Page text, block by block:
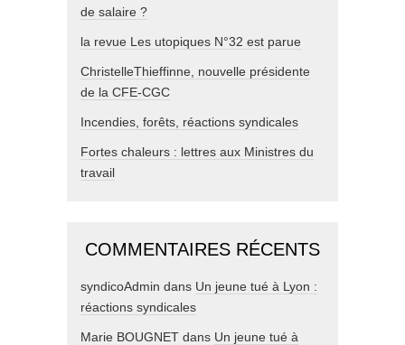
de salaire ?
la revue Les utopiques N°32 est parue
ChristelleThieffinne, nouvelle présidente
de la CFE-CGC
Incendies, forêts, réactions syndicales
Fortes chaleurs : lettres aux Ministres du
travail
COMMENTAIRES RÉCENTS
syndicoAdmin dans Un jeune tué à Lyon :
réactions syndicales
Marie BOUGNET dans Un jeune tué à